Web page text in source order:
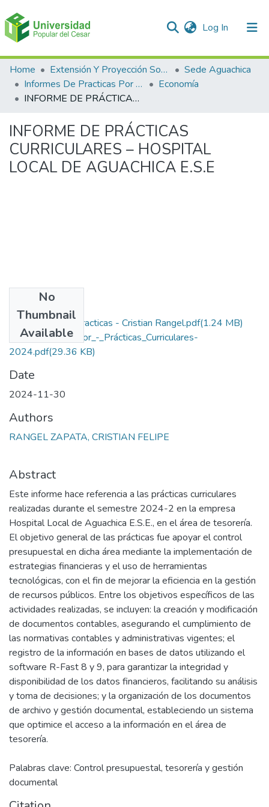
Log In (current)
Communities & Collections
All of DSpace
Home Extensión Y Proyección Social
Sede Aguachica
Informes De Practicas Por Programas
Economía
INFORME DE PRÁCTICAS CURRICULARES – HOSPITAL LOCAL DE AGUACHICA E.S.E
INFORME DE PRÁCTICAS
CURRICULARES – HOSPITAL
LOCAL DE AGUACHICA E.S.E
No
Thumbnail
Available
Informe final de practicas - Cristian Rangel.pdf(1.24 MB)
Derechos_de_autor_-_Prácticas_Curriculares-
2024.pdf(29.36 KB)
Date
2024-11-30
Authors
RANGEL ZAPATA, CRISTIAN FELIPE
Abstract
Este informe hace referencia a las prácticas curriculares
realizadas durante el semestre 2024-2 en la empresa
Hospital Local de Aguachica E.S.E., en el área de tesorería.
El objetivo general de las prácticas fue apoyar el control
presupuestal en dicha área mediante la implementación de
estrategias financieras y el uso de herramientas
tecnológicas, con el fin de mejorar la eficiencia en la gestión
de recursos públicos. Entre los objetivos específicos de las
actividades realizadas, se incluyen: la creación y modificación
de documentos contables, asegurando el cumplimiento de
las normativas contables y administrativas vigentes; el
registro de la información en bases de datos utilizando el
software R-Fast 8 y 9, para garantizar la integridad y
disponibilidad de los datos financieros, facilitando su análisis
y toma de decisiones; y la organización de los documentos
de archivo y gestión documental, estableciendo un sistema
que optimice el acceso a la información en el área de
tesorería.
Palabras clave: Control presupuestal, tesorería y gestión
documental